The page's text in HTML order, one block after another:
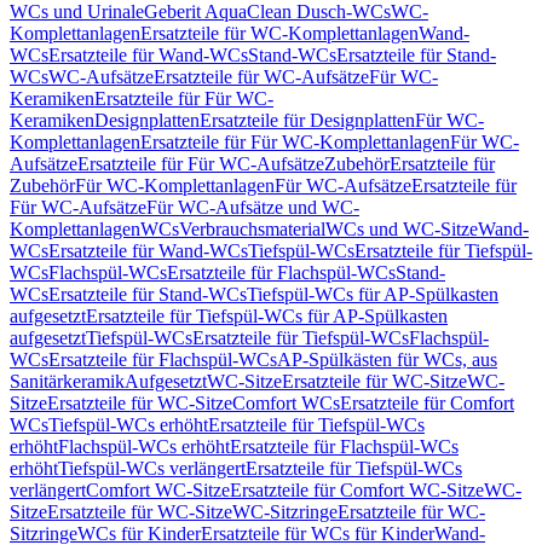
WCs und UrinaleGeberit AquaClean Dusch-WCsWC-
KomplettanlagenErsatzteile für WC-KomplettanlagenWand-
WCsErsatzteile für Wand-WCsStand-WCsErsatzteile für Stand-
WCsWC-AufsätzeErsatzteile für WC-AufsätzeFür WC-
KeramikenErsatzteile für Für WC-
KeramikenDesignplattenErsatzteile für DesignplattenFür WC-
KomplettanlagenErsatzteile für Für WC-KomplettanlagenFür WC-
AufsätzeErsatzteile für Für WC-AufsätzeZubehörErsatzteile für
ZubehörFür WC-KomplettanlagenFür WC-AufsätzeErsatzteile für
Für WC-AufsätzeFür WC-Aufsätze und WC-
KomplettanlagenWCsVerbrauchsmaterialWCs und WC-SitzeWand-
WCsErsatzteile für Wand-WCsTiefspül-WCsErsatzteile für Tiefspül-
WCsFlachspül-WCsErsatzteile für Flachspül-WCsStand-
WCsErsatzteile für Stand-WCsTiefspül-WCs für AP-Spülkasten
aufgesetztErsatzteile für Tiefspül-WCs für AP-Spülkasten
aufgesetztTiefspül-WCsErsatzteile für Tiefspül-WCsFlachspül-
WCsErsatzteile für Flachspül-WCsAP-Spülkästen für WCs, aus
SanitärkeramikAufgesetztWC-SitzeErsatzteile für WC-SitzeWC-
SitzeErsatzteile für WC-SitzeComfort WCsErsatzteile für Comfort
WCsTiefspül-WCs erhöhtErsatzteile für Tiefspül-WCs
erhöhtFlachspül-WCs erhöhtErsatzteile für Flachspül-WCs
erhöhtTiefspül-WCs verlängertErsatzteile für Tiefspül-WCs
verlängertComfort WC-SitzeErsatzteile für Comfort WC-SitzeWC-
SitzeErsatzteile für WC-SitzeWC-SitzringeErsatzteile für WC-
SitzringeWCs für KinderErsatzteile für WCs für KinderWand-